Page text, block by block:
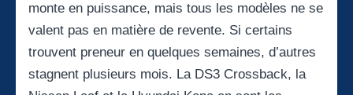
monte en puissance, mais tous les modèles ne se
valent pas en matière de revente. Si certains
trouvent preneur en quelques semaines, d’autres
stagnent plusieurs mois. La DS3 Crossback, la